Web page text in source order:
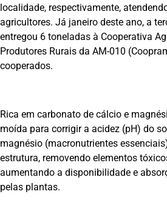
localidade, respectivamente,
agricultores. Já janeiro deste ano, a
entregou 6 toneladas à Cooperativa
Produtores Rurais da AM-010
cooperados.
Rica em carbonato de cálcio e
moída para corrigir a acidez (pH) do
magnésio (macronutrientes
estrutura, removendo elementos
aumentando a disponibilidade e
pelas plantas.